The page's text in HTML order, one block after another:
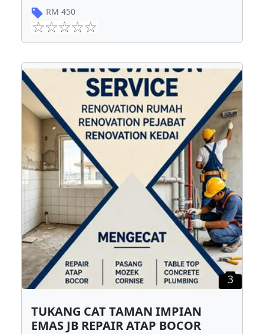
RM 450
3
TUKANG CAT TAMAN IMPIAN
EMAS JB REPAIR ATAP BOCOR